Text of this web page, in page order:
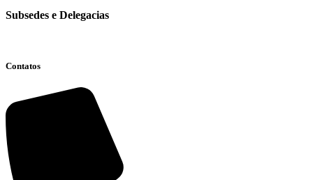
Subsedes e Delegacias
Contatos